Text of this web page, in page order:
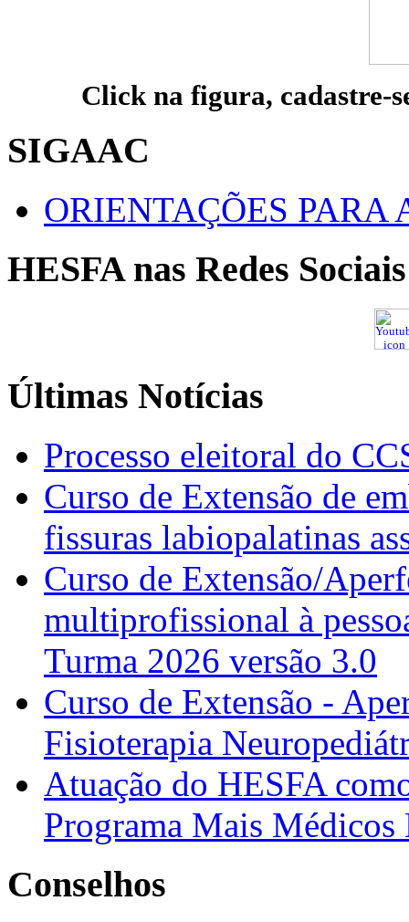
Click na figura, cadastre-
SIGAAC
ORIENTAÇÕES PARA
HESFA nas Redes Sociais
Últimas Notícias
Processo eleitoral do
Curso de Extensão de
fissuras labiopalatinas
Curso de Extensão/
multiprofissional à
Turma 2026 versão 3.0
Curso de Extensão -
Fisioterapia
Atuação do HESFA
Programa Mais
Conselhos